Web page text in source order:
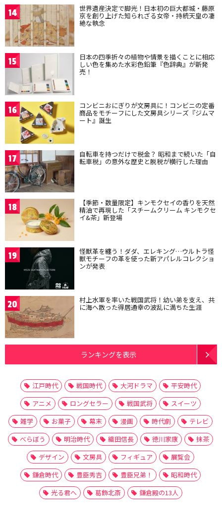
14 世界遺産決定で脚光！日本初の巨大都城・藤原
京を創り上げた知られざる女帝・持統天皇の凄
絶な執念
15 日本の四季折々の植物や情景を描くことに相応
しい色を集めた水彩色鉛筆『色辞典』が新発
売！
16 コンビニおにぎりが文房具に！コンビニの定番
商品をモチーフにした文房具シリーズ『ジムマ
ート』誕生
17 自転車を持つだけで税金？ 昭和まで続いた「自
転車税」の意外な歴史と脱税が横行した理由
18 【季節・数量限定】キンモクセイの香りを天然
精油で再現した「スチームクリーム キンモクセ
イ&茶」新登場
19 怪獣革を纏う！ダダ、エレキング…ウルトラ怪
獣モチーフの革を使った新アパレルコレクショ
ンが発表
20 村上水軍を率いた戦国武将！幼い弟を支え、共
に海へ散った得居通幸の波乱に満ちた生涯
ランキングを表示
江戸時代 戦国時代 大河ドラマ
平安時代
アニメ
ロングセラー 戦国武将
スイーツ
雑学
お菓子 幕末 漫画 時代劇
テレビ
べらぼう
明治時代 織田信長 徳川家康
抹茶
デザイン
文房具 フィギュア
展覧会
鎌倉時代
豊臣秀吉 豊臣兄弟！
昭和時代
光る君へ
葛飾北斎 鎌倉殿の13人